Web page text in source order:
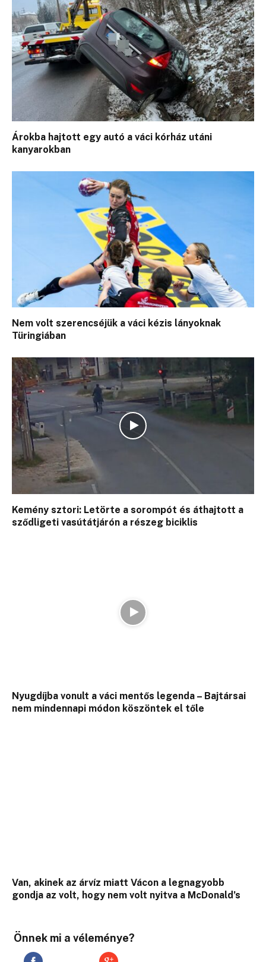
Árokba hajtott egy autó a váci kórház utáni
kanyarokban
Nem volt szerencséjük a váci kézis lányoknak
Türingiában
Kemény sztori: Letörte a sorompót és áthajtott a
sződligeti vasútátjárón a részeg biciklis
Nyugdíjba vonult a váci mentős legenda – Bajtársai
nem mindennapi módon köszöntek el tőle
Van, akinek az árvíz miatt Vácon a legnagyobb
gondja az volt, hogy nem volt nyitva a McDonald’s
Önnek mi a véleménye?